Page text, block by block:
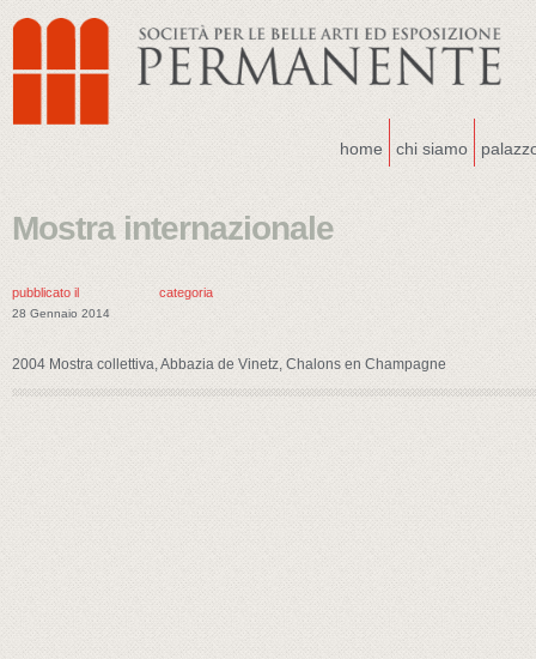
home chi siamo
Mostra internazionale
pubblicato il
28 Gennaio 2014
categoria
2004 Mostra collettiva, Abbazia de Vinetz, Chalons en Champagne